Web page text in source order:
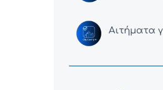
Αιτήματα